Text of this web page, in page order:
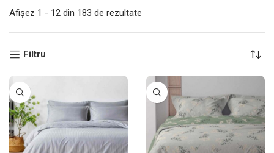
Afișez 1 - 12 din 183 de rezultate
Filtru